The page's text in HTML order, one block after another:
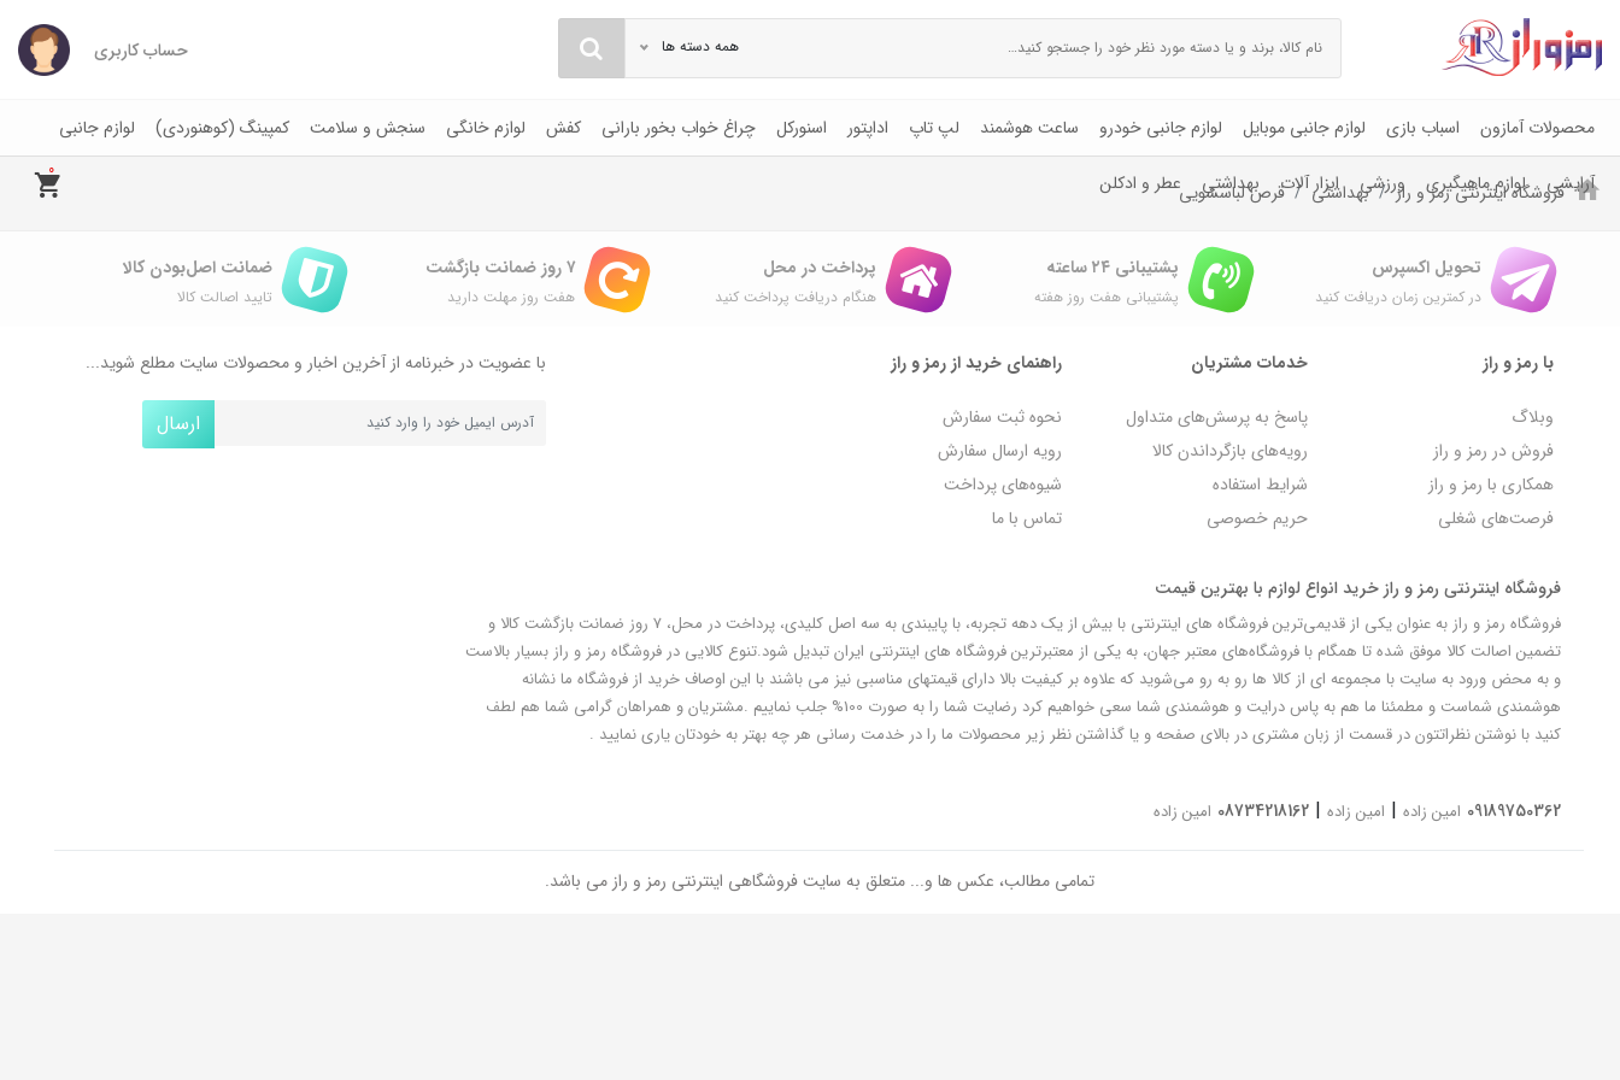
همه دسته ها حساب کاربری
محصولات آمازون اسباب بازی لوازم جانبی موبایل لوازم جانبی خودرو ساعت هوشمند لپ تاپ اداپتور اسنورکل چراغ خواب بخور بارانی کفش لوازم خانگی سنجش و سلامت کمپینگ (کوهنوردی) لوازم جانبی
آرایشی لوازم ماهیگیری ورزشی ابزار آلات بهداشتی عطر و ادکلن
0
فروشگاه اینترنتی رمز و راز بهداشتی قرص لباسشویی
تحویل اکسپرس
در کمترین زمان دریافت کنید
پشتیبانی ۲۴ ساعته
پشتیبانی هفت روز هفته
پرداخت در محل
هنگام دریافت پرداخت کنید
۷ روز ضمانت بازگشت
هفت روز مهلت دارید
ضمانت اصل‌بودن کالا
تایید اصالت کالا
با رمز و راز
وبلاگ
فروش در رمز و راز
همکاری با رمز و راز
فرصت‌های شغلی
خدمات مشتریان
پاسخ به پرسش‌های متداول
رویه‌های بازگرداندن کالا
شرایط استفاده
حریم خصوصی
راهنمای خرید از رمز و راز
نحوه ثبت سفارش
رویه ارسال سفارش
شیوه‌های پرداخت
تماس با ما
با عضویت در خبرنامه از آخرین اخبار و محصولات سایت مطلع شوید...
ارسال
فروشگاه اینترنتی رمز و راز خرید انواع لوازم با بهترین قیمت
فروشگاه رمز و راز به عنوان یکی از قدیمی‌ترین فروشگاه های اینترنتی با بیش از یک دهه تجربه، با پایبندی به سه اصل کلیدی، پرداخت در محل، 7 روز ضمانت بازگشت کالا و
تضمین اصالت کالا موفق شده تا همگام با فروشگاه‌های معتبر جهان، به یکی از معتبرترین فروشگاه های اینترنتی ایران تبدیل شود.تنوع کالایی در فروشگاه رمز و راز بسیار بالاست
و به محض ورود به سایت با مجموعه ای از کالا ها رو به رو می‌شوید که علاوه بر کیفیت بالا دارای قیمتهای مناسبی نیز می باشند با این اوصاف خرید از فروشگاه ما نشانه
هوشمندی شماست و مطمئنا ما هم به پاس درایت و هوشمندی شما سعی خواهیم کرد رضایت شما را به صورت 100% جلب نماییم .مشتریان و همراهان گرامی شما هم لطف
کنید با نوشتن نظراتتون در قسمت از زبان مشتری در بالای صفحه و یا گذاشتن نظر زیر محصولات ما را در خدمت رسانی هر چه بهتر به خودتان یاری نمایید .
09189750362 امین زاده | امین زاده |
08734218162 امین زاده
تمامی مطالب، عکس ها و... متعلق به سایت فروشگاهی اینترنتی رمز و راز می باشد.